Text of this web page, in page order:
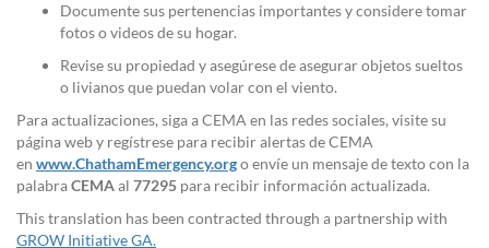
Documente sus pertenencias importantes y considere tomar
fotos o videos de su hogar.
Revise su propiedad y asegúrese de asegurar objetos sueltos
o livianos que puedan volar con el viento.
Para actualizaciones, siga a CEMA en las redes sociales, visite su
página web y regístrese para recibir alertas de CEMA
en www.ChathamEmergency.orgo envíe un mensaje de texto con la
palabraCEMAal 77295 para recibir información actualizada.
This translation has been contracted through a partnership with
GROW Initiative GA.